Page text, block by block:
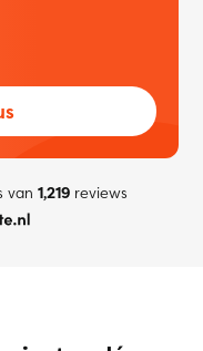
van 1,219reviews